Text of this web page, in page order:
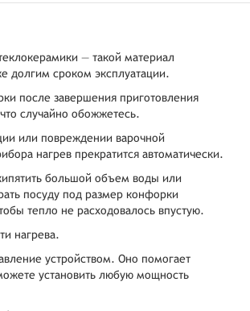
— такой материал
долгим сроком эксплуатации.
после завершения приготовления
случайно обожжетесь.
или повреждении варочной
нагрев прекратится автоматически.
большой объем воды или
посуду под размер конфорки
тепло не расходовалось впустую.
нагрева.
устройством. Оно помогает
установить любую мощность